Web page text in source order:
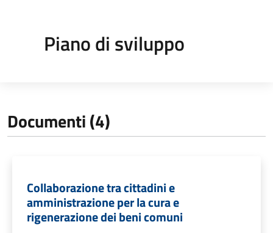
Piano di sviluppo
Documenti (4)
Collaborazione tra cittadini e
amministrazione per la cura e
rigenerazione dei beni comuni